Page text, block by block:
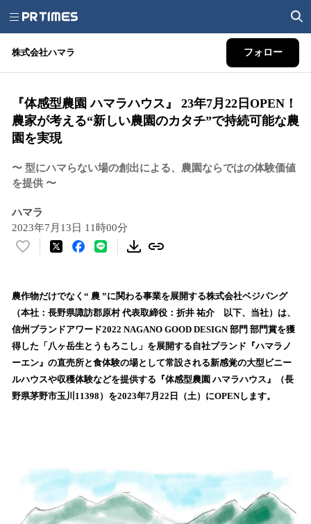
株式会社ハマラ フォロー
『体感型農園 ハマラハウス』 23年7月22日OPEN！
農家が考える“新しい農園のカタチ”で持続可能な農
園を実現
〜 型にハマらない場の創出による、農園ならではの体験価値
を提供 〜
ハマラ
2023年7月13日 11時00分
い
！
数
を
読
込
み
中
農作物だけでなく“ 農 ”に関わる事業を展開する株式会社ベジパング
（本社：長野県諏訪郡原村 代表取締役：折井 祐介 以下、当社）は、
信州ブランドアワード2022 NAGANO GOOD DESIGN 部門 部門賞を獲
得した「八ヶ岳生とうもろこし」を展開する自社ブランド『ハマラノ
ーエン』の直売所と食体験の場として常設される新感覚の大型ビニー
ルハウスや収穫体験などを提供する『体感型農園 ハマラハウス』（長
野県茅野市玉川11398）を2023年7月22日（土）にOPENします。